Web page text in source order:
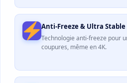
Anti-Freeze & Ultra Stable
Technologie anti-freeze pour
coupures, même en 4K.